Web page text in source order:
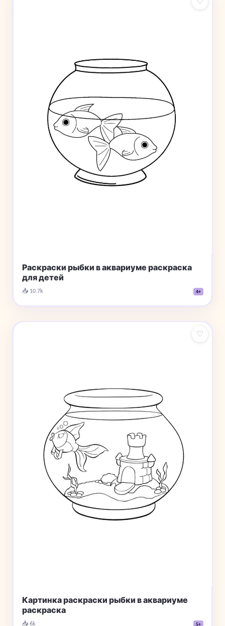
Раскраски рыбки в аквариуме раскраска
для детей
📥 10.7k 4+
♡
Картинка раскраски рыбки в аквариуме
раскраска
📥 6k 5+